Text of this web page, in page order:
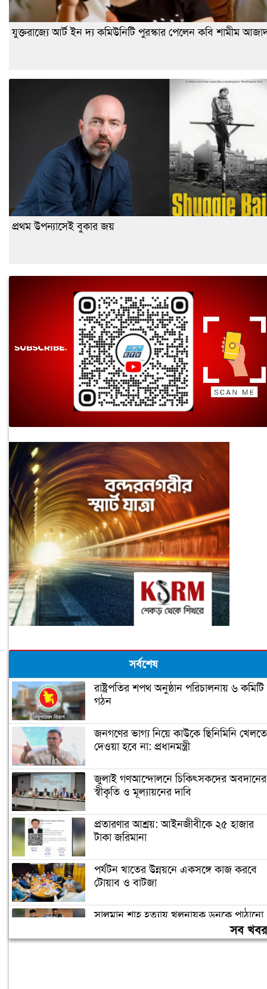
যুক্তরাজ্যে আর্ট ইন দ্য কমিউনিটি পুরস্কার পেলেন কবি শামীম
প্রথম উপন্যাসেই বুকার জয়
সর্বশেষ
রাষ্ট্রপতির শপথ অনুষ্ঠান পরিচালনায় ৬ কমিটি
গঠন
জনগণের ভাগ্য নিয়ে কাউকে ছিনিমিনি খেলতে
দেওয়া হবে না: প্রধানমন্ত্রী
জুলাই গণআন্দোলনে চিকিৎসকদের অবদানের
স্বীকৃতি ও মূল্যায়নের দাবি
প্রতারণার আশ্রয়: আইনজীবীকে ২৫ হাজার
টাকা জরিমানা
পর্যটন খাতের উন্নয়নে একসঙ্গে কাজ করবে
টোয়াব ও বাটজা
সালমান শাহ হত্যায় খলনায়ক ডনকে পাঠানো
সব